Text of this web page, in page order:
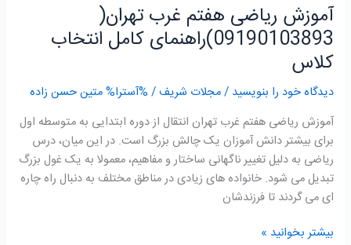
آموزش ریاضی هفتم غرب تهران(
09190103893)راهنمای کامل انتخاب
کلاس
دیدگاه‌ خود را بنویسید /مجلات شریف/ %آسترا%متین حسن زاده
آموزش ریاضی هفتم غرب تهران انتقال از دوره ابتدایی به متوسطه اول
برای بیشتر دانش آموزان یک چالش بزرگ است. در این میان، درس
ریاضی به دلیل تغییر ناگهانی ساختار و مفاهیم، معمولا به یک غول بزرگ
تبدیل می شود. خانواده های زیادی در مناطق مختلف به دنبال راه چاره
ای می گردند تا فرزندشان
بیشتر بخوانید »